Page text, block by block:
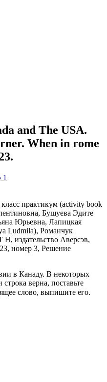
and The USA.
When in rome
в Канаду. В некоторых
верна, поставьте
слово, выпишите его.